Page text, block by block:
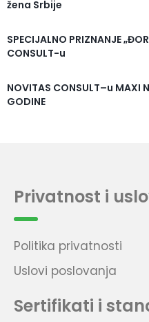
žena Srbije
SPECIJALNO PRIZNANJE
CONSULT-u
NOVITAS CONSULT–u MAXI
GODINE
Privatnost i
Politika privatnosti
Uslovi poslovanja
Sertifikati i